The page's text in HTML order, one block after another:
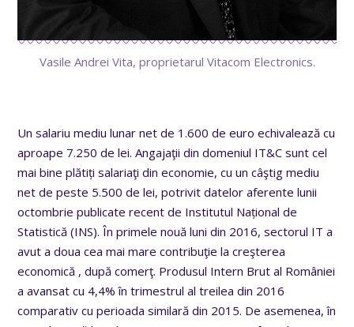
Vasile Andrei Vita, proprietarul Vitacom Electronics.
Un salariu mediu lunar net de 1.600 de euro echivalează cu
aproape 7.250 de lei. Angajaţii din domeniul IT&C sunt cel
mai bine plătiți salariaţi din economie, cu un câştig mediu
net de peste 5.500 de lei, potrivit datelor aferente lunii
octombrie publicate recent de Institutul Național de
Statistică (INS). În primele nouă luni din 2016, sectorul IT a
avut a doua cea mai mare contribuţie la creşterea
economică , după comerţ. Produsul Intern Brut al României
a avansat cu 4,4% în trimestrul al treilea din 2016
comparativ cu perioada similară din 2015. De asemenea, în